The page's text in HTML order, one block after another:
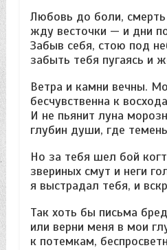
Любовь до боли,
жду весточки — и дни
Забыв себя, стою под
забыть тебя пугаясь и
Ветра и камни вечны.
бесчувственна к
И не пьянит луна
глубин души, где
Но за тебя шел бой
звериных смут и неги
я выстрадал тебя, и
Так хоть бы письма
или верни меня в мои
к потемкам,